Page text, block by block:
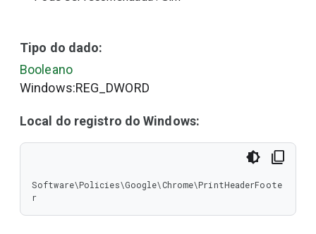
Tipo do dado:
Booleano
Windows:REG_DWORD
Local do registro do Windows:
Software\Policies\Google\Chrome\PrintHeaderFoote
r